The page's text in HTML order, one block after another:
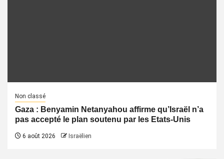
Non classé
Gaza : Benyamin Netanyahou affirme qu’Israël n’a
pas accepté le plan soutenu par les Etats-Unis
6 août 2026 Israëlien